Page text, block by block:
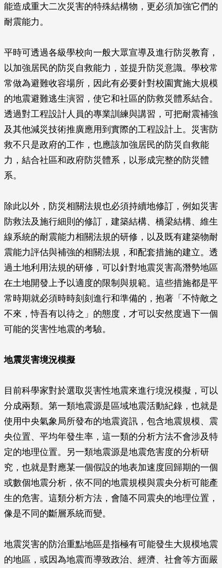
能造成重大二次災害的特殊結構物，更必須加強它們的
耐震能力。
平時可透過各級學校向一般大眾宣導及進行防災教育，
以加強居民的防災自救能力，並提升防災意識。學校常
常做為避難收容場所，因此有必要針對校園實施大規模
的地震避難逃生演習，使它和社區的防救災體系結合。
透過對工程設計人員的專業訓練與講習，可把耐震補強
及其他減災技術推廣應用到實際的工程設計上。災害防
救不只是政府的工作，也應該加強居民的防災自救能
力，結合社區和政府防災體系，以形成完整的防災體
系。
除此以外，防災相關法規也必須持續地修訂，例如災害
防救法及施行細則的修訂，建築結構、橋梁結構、維生
線系統的耐震能力相關法規的研修，以及既有建築物耐
震能力評估與補強的相關法規，和配套措施的建立。透
過土地利用法規的研修，可以針對地震災害高潛勢地區
在土地開發上予以適度的限制與規範。這些措施都是平
常時期就必須時時刻刻進行和準備的，抱著「不恃敵之
不來，恃吾有以待之」的態度，才可以安然度過下一個
可能的災害性地震的考驗。
地震災害境況模擬
目前科學家對於選取災害性地震來進行境況模擬，可以
分成兩類。第一類地震源是區域地震活動紀錄，也就是
使用中央氣象局所發布的地震資訊，包含地震規模、震
央位置、平均年發生率，這一類的分析方法不會涉及特
定的地理位置。另一類地震源是地震危害度的分析研
究，也就是對應某一個假設的地表加速度回歸期的一個
或數個地震分析，依不同的地震規模與震央分析可能產
生的危害。這類分析方法，會隨不同震央的地理位置，
像是不同的斷層系統而變。
地震災害的防治重點地區是指極有可能發生大規模地震
的地區，或因為地震而導致政治、經濟、社會等方面嚴